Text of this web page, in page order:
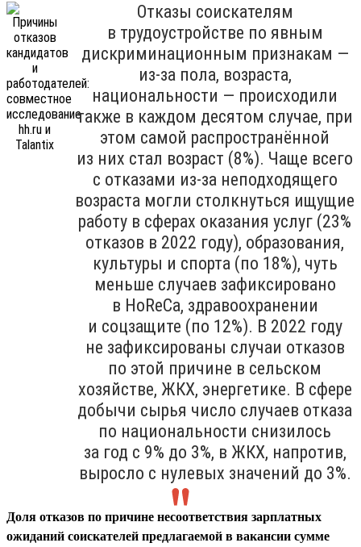
Отказы соискателям
в трудоустройстве по явным
дискриминационным признакам —
из-за пола, возраста,
национальности — происходили
также в каждом десятом случае, при
этом самой распространённой
из них стал возраст (8%). Чаще всего
с отказами из-за неподходящего
возраста могли столкнуться ищущие
работу в сферах оказания услуг (23%
отказов в 2022 году), образования,
культуры и спорта (по 18%), чуть
меньше случаев зафиксировано
в HoReCa, здравоохранении
и соцзащите (по 12%). В 2022 году
не зафиксированы случаи отказов
по этой причине в сельском
хозяйстве, ЖКХ, энергетике. В сфере
добычи сырья число случаев отказа
по национальности снизилось
за год с 9% до 3%, в ЖКХ, напротив,
выросло с нулевых значений до 3%.
Доля отказов по причине несоответствия зарплатных
ожиданий соискателей предлагаемой в вакансии сумме